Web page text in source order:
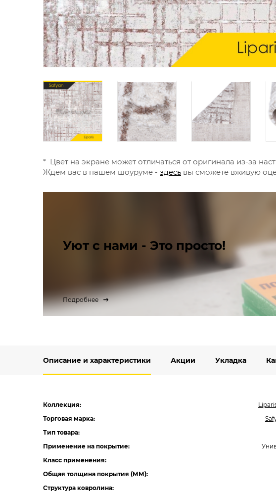
* Цвет на экране может отличаться от оригинала из-за
Ждем вас в нашем шоуруме - здесь вы сможете вживую
Уют с нами - Это просто!
Подробнее
Описание и характеристики Акции Укладка
Коллекция:
Торговая марка:
Тип товара:
Применение на покрытие:
Класс применения:
Общая толщина покрытия (ММ):
Структура ковролина: